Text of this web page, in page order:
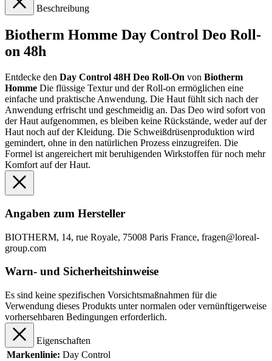
Beschreibung
Biotherm Homme Day Control Deo Roll-
on 48h
Entdecke den Day Control 48H Deo Roll-On von Biotherm
Homme Die flüssige Textur und der Roll-on ermöglichen eine
einfache und praktische Anwendung. Die Haut fühlt sich nach der
Anwendung erfrischt und geschmeidig an. Das Deo wird sofort von
der Haut aufgenommen, es bleiben keine Rückstände, weder auf der
Haut noch auf der Kleidung. Die Schweißdrüsenproduktion wird
gemindert, ohne in den natürlichen Prozess einzugreifen. Die
Formel ist angereichert mit beruhigenden Wirkstoffen für noch mehr
Komfort auf der Haut.
Angaben zum Hersteller
BIOTHERM, 14, rue Royale, 75008 Paris France, fragen@loreal-
group.com
Warn- und Sicherheitshinweise
Es sind keine spezifischen Vorsichtsmaßnahmen für die
Verwendung dieses Produkts unter normalen oder vernünftigerweise
vorhersehbaren Bedingungen erforderlich.
Eigenschaften
Markenlinie: Day Control